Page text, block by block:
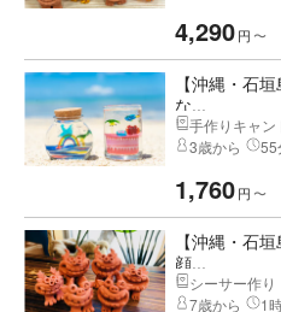
4,290円 〜
【沖縄・石
な...
手作りキャン
3歳から
55
1,760円 〜
【沖縄・石
顔...
シーサー作り
7歳から
1